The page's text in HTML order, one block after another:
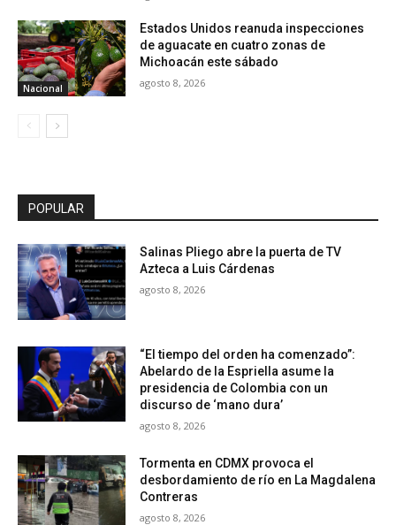
Nacional
Estados Unidos reanuda inspecciones
de aguacate en cuatro zonas de
Michoacán este sábado
agosto 8, 2026
POPULAR
Salinas Pliego abre la puerta de TV
Azteca a Luis Cárdenas
agosto 8, 2026
“El tiempo del orden ha comenzado”:
Abelardo de la Espriella asume la
presidencia de Colombia con un
discurso de ‘mano dura’
agosto 8, 2026
Tormenta en CDMX provoca el
desbordamiento de río en La Magdalena
Contreras
agosto 8, 2026